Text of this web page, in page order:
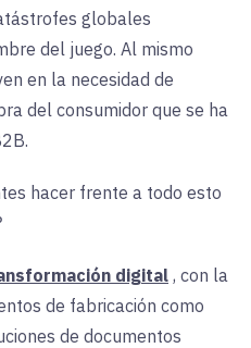
globales
del juego. Al mismo
en la necesidad de
del consumidor que se ha
hacer frente a todo esto
digital , con la
de fabricación como
de documentos